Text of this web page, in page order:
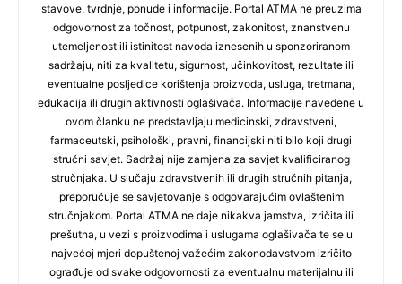
stavove, tvrdnje, ponude i informacije. Portal ATMA ne preuzima
odgovornost za točnost, potpunost, zakonitost, znanstvenu
utemeljenost ili istinitost navoda iznesenih u sponzoriranom
sadržaju, niti za kvalitetu, sigurnost, učinkovitost, rezultate ili
eventualne posljedice korištenja proizvoda, usluga, tretmana,
edukacija ili drugih aktivnosti oglašivača. Informacije navedene u
ovom članku ne predstavljaju medicinski, zdravstveni,
farmaceutski, psihološki, pravni, financijski niti bilo koji drugi
stručni savjet. Sadržaj nije zamjena za savjet kvalificiranog
stručnjaka. U slučaju zdravstvenih ili drugih stručnih pitanja,
preporučuje se savjetovanje s odgovarajućim ovlaštenim
stručnjakom. Portal ATMA ne daje nikakva jamstva, izričita ili
prešutna, u vezi s proizvodima i uslugama oglašivača te se u
najvećoj mjeri dopuštenoj važećim zakonodavstvom izričito
ograđuje od svake odgovornosti za eventualnu materijalnu ili